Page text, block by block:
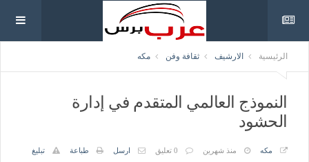
الرئيسية الارشيف ثقافة وفن مكه
النموذج العالمي المتقدم في إدارة
الحشود
مكه منذ شهرين 0 تعليق ارسل طباعة
تبليغ